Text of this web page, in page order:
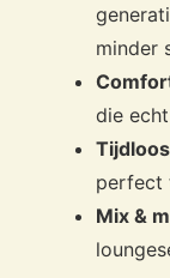
minder
die
perfect
Mix &